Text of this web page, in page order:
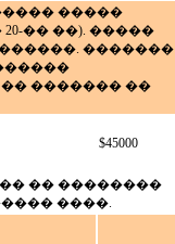
�����
�� ��). �����
�������
������� ��
$45000
�� ��������
����.